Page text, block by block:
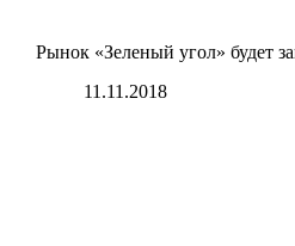
Рынок «Зеленый угол» будет
11.11.2018